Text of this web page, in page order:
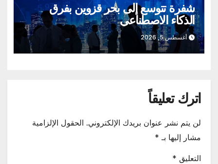
شفرة تتوسع إلى بحر قزوين بفرق
الذكاء الاصطناعي
أغسطس 5, 2026
اترك تعليقاً
لن يتم نشر عنوان بريدك الإلكتروني. الحقول الإلزامية
مشار إليها بـ *
التعليق *